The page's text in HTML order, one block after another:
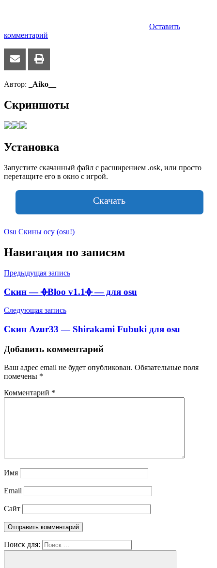
Оставить
комментарий
Автор: _Aiko__
Скриншоты
Установка
Запустите скачанный файл с расширением .osk, или просто
перетащите его в окно с игрой.
Скачать
Osu Скины осу (osu!)
Навигация по записям
Предыдущая запись
Скин — ᚖBloo v1.1ᚖ — для osu
Следующая запись
Скин Azur33 — Shirakami Fubuki для osu
Добавить комментарий
Ваш адрес email не будет опубликован. Обязательные поля
помечены *
Комментарий *
Имя
Email
Сайт
Поиск для: